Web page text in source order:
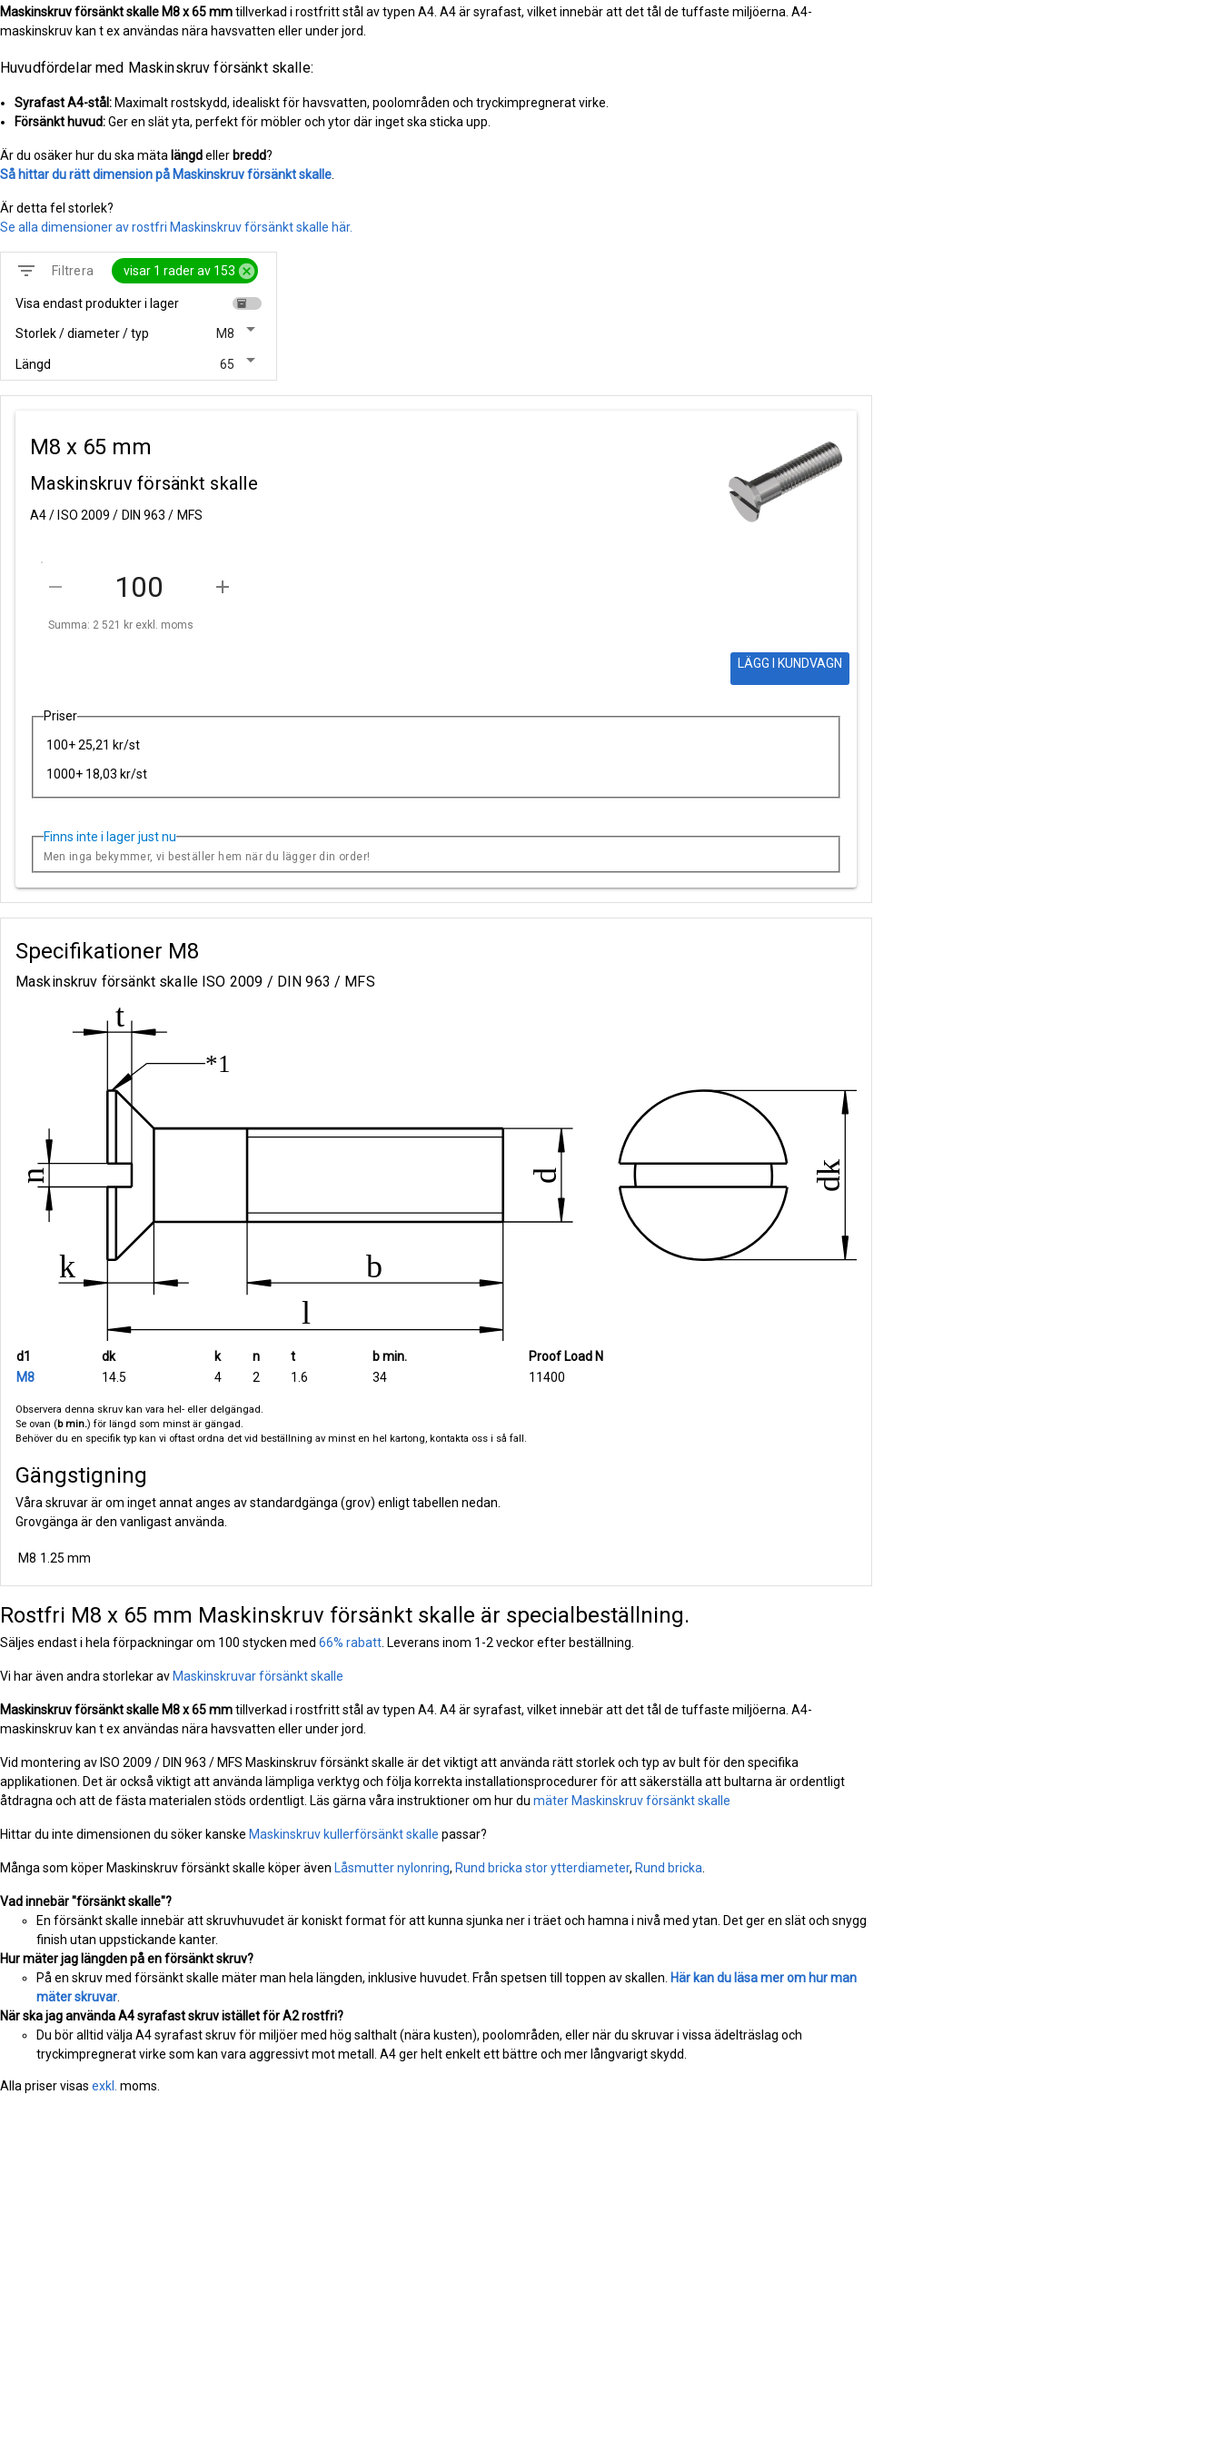
Maskinskruv försänkt skalle M8 x 65 mmtillverkad i rostfritt stål av typen A4. A4 är syrafast, vilket innebär att det tål de tuffaste miljöerna. A4-
maskinskruv kan t ex användas nära havsvatten eller under jord.
Huvudfördelar med Maskinskruv försänkt skalle:
Syrafast A4-stål: Maximalt rostskydd, idealiskt för havsvatten, poolområden och tryckimpregnerat virke.
Försänkt huvud:Ger en slät yta, perfekt för möbler och ytor där inget ska sticka upp.
Är du osäker hur du ska mäta längdeller bredd?
Så hittar du rätt dimension på Maskinskruv försänkt skalle
Är detta fel storlek?
Se alla dimensioner av rostfri Maskinskruv försänkt skalle här.
filter_list Filtrera visar 1 rader av 153 cancel
Visa endast produkter i lager inventory
Storlek / diameter / typ M8 arrow_drop_down
Längd 65 arrow_drop_down
M8 x 65 mm
Maskinskruv försänkt skalle
A4 / ISO 2009 / DIN 963 / MFS
remove add
Summa: 2 521 kr exkl. moms
LÄGG I KUNDVAGN
Priser
100+ 25,21 kr/st
1000+ 18,03 kr/st
Finns inte i lager just nu
Men inga bekymmer, vi beställer hem när du lägger din order!
Specifikationer M8
Maskinskruv försänkt skalle ISO 2009 / DIN 963 / MFS
d1 dk k n t b min.
Proof Load N
M8
14.5 4 2 1.6 34 11400
Observera denna skruv kan vara hel- eller delgängad.
Se ovan (b min.) för längd som minst är gängad.
Behöver du en specifik typ kan vi oftast ordna det vid beställning av minst en hel kartong, kontakta oss i så fall.
Gängstigning
Våra skruvar är om inget annat anges av standardgänga (grov) enligt tabellen nedan.
Grovgänga är den vanligast använda.
M8 1.25 mm
Rostfri M8 x 65 mm Maskinskruv försänkt skalle är specialbeställning.
Säljes endast i hela förpackningar om 100 stycken med 66% rabatt . Leverans inom 1-2 veckor efter beställning.
Vi har även andra storlekar av Maskinskruvar försänkt skalle
Maskinskruv försänkt skalle M8 x 65 mmtillverkad i rostfritt stål av typen A4. A4 är syrafast, vilket innebär att det tål de tuffaste miljöerna. A4-
maskinskruv kan t ex användas nära havsvatten eller under jord.
Vid montering av ISO 2009 / DIN 963 / MFS Maskinskruv försänkt skalle är det viktigt att använda rätt storlek och typ av bult för den specifika
applikationen. Det är också viktigt att använda lämpliga verktyg och följa korrekta installationsprocedurer för att säkerställa att bultarna är ordentligt
åtdragna och att de fästa materialen stöds ordentligt. Läs gärna våra instruktioner om hur du mäter Maskinskruv försänkt skalle
Hittar du inte dimensionen du söker kanske Maskinskruv kullerförsänkt skalle passar?
Många som köper Maskinskruv försänkt skalle köper även Låsmutter nylonring, Rund bricka stor ytterdiameter, Rund bricka
Vad innebär "försänkt skalle"?
En försänkt skalle innebär att skruvhuvudet är koniskt format för att kunna sjunka ner i träet och hamna i nivå med ytan. Det ger en slät och snygg
finish utan uppstickande kanter.
Hur mäter jag längden på en försänkt skruv?
På en skruv med försänkt skalle mäter man hela längden, inklusive huvudet. Från spetsen till toppen av skallen. Här kan du läsa mer om hur man
mäter skruvar
När ska jag använda A4 syrafast skruv istället för A2 rostfri?
Du bör alltid välja A4 syrafast skruv för miljöer med hög salthalt (nära kusten), poolområden, eller när du skruvar i vissa ädelträslag och
tryckimpregnerat virke som kan vara aggressivt mot metall. A4 ger helt enkelt ett bättre och mer långvarigt skydd.
Alla priser visas exkl. moms.